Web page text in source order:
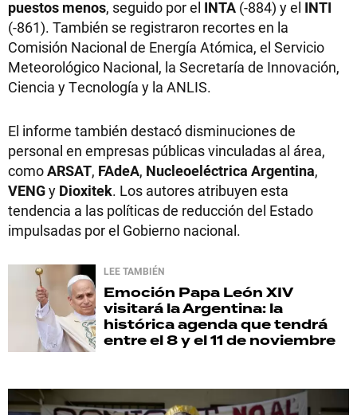
puestos menos, seguido por el INTA (-884) y el INTI
(-861). También se registraron recortes en la
Comisión Nacional de Energía Atómica, el Servicio
Meteorológico Nacional, la Secretaría de Innovación,
Ciencia y Tecnología y la ANLIS.
El informe también destacó disminuciones de
personal en empresas públicas vinculadas al área,
comoARSAT, FAdeA, Nucleoeléctrica Argentina,
VENGy Dioxitek. Los autores atribuyen esta
tendencia a las políticas de reducción del Estado
impulsadas por el Gobierno nacional.
LEE TAMBIÉN
Emoción Papa León XIV
visitará la Argentina: la
histórica agenda que tendrá
entre el 8 y el 11 de noviembre